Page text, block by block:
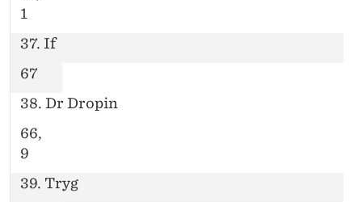
1
37. If
67
38. Dr Dropin
66,
9
39. Tryg